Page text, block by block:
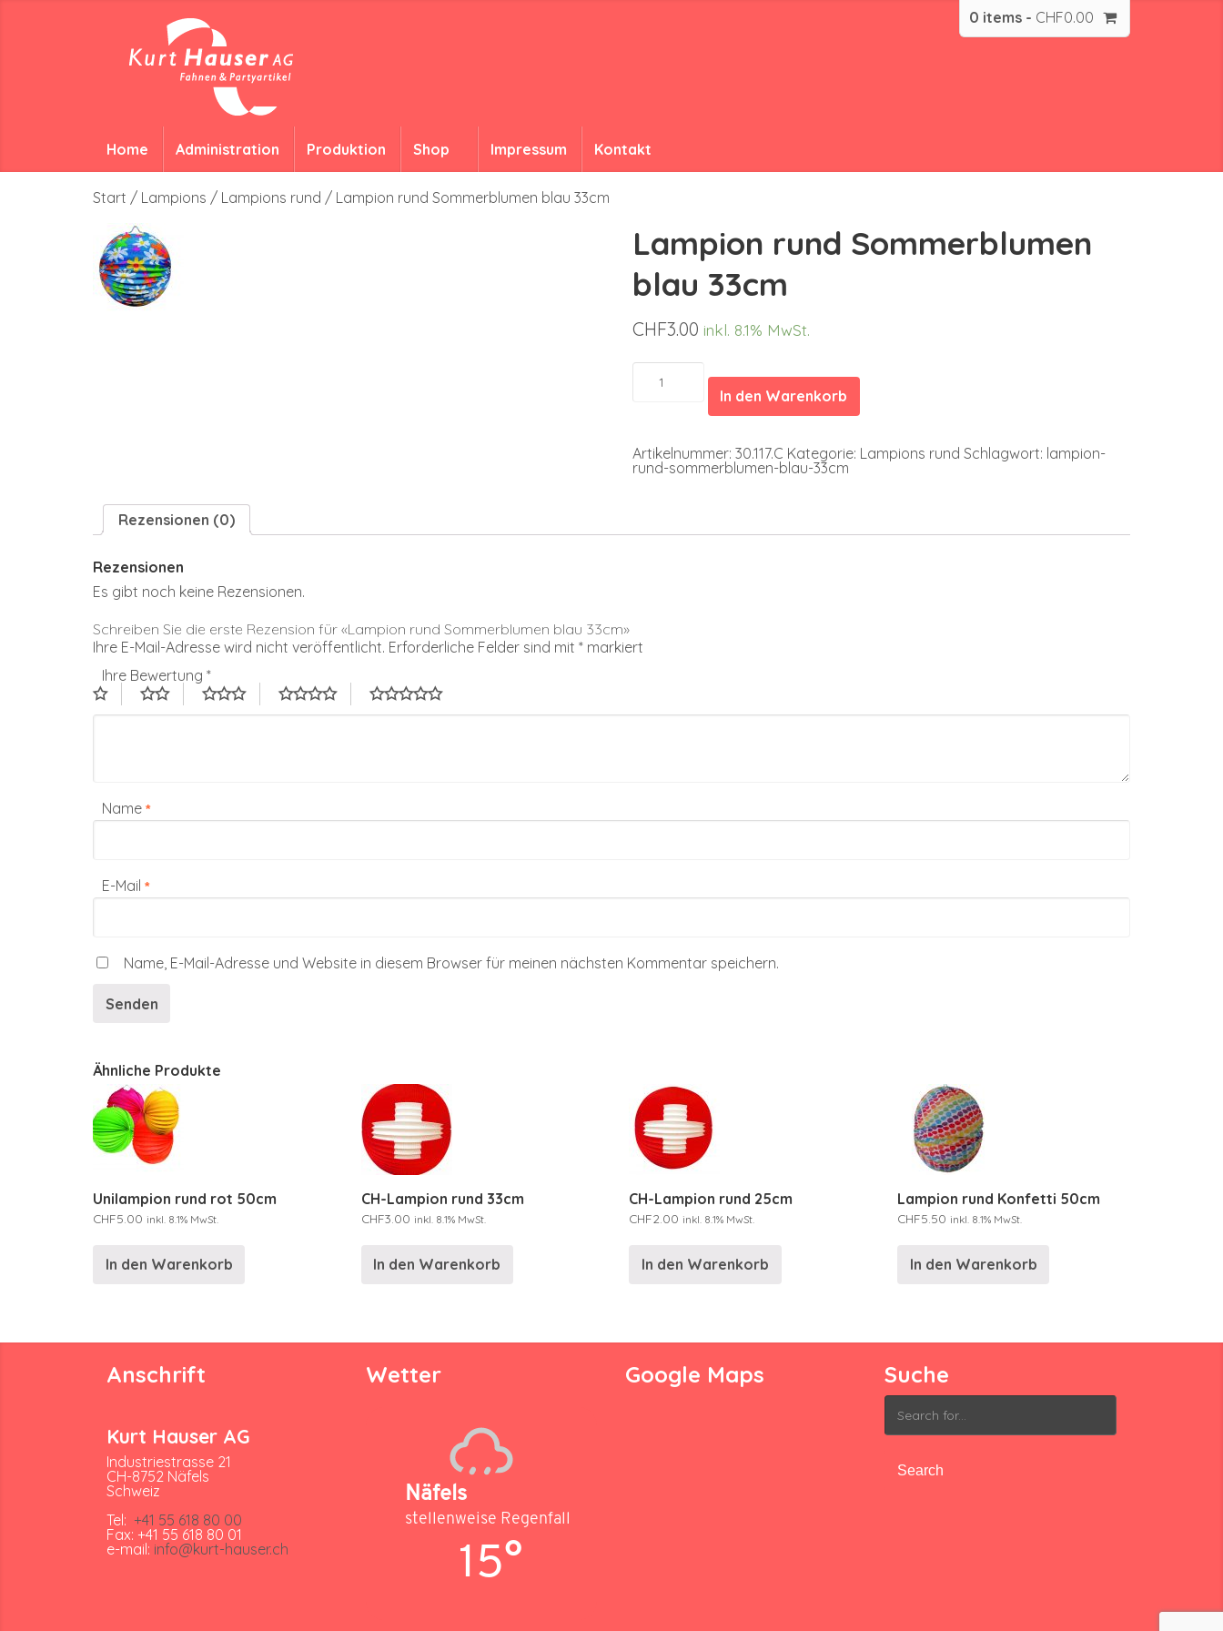
0 items - CHF0.00
Home Administration Produktion Shop Impressum Kontakt
Start / Lampions / Lampions rund / Lampion rund Sommerblumen blau 33cm
Lampion rund Sommerblumen
blau 33cm
CHF3.00 inkl. 8.1% MwSt.
Lampion
rund
SommerblumenIn den Warenkorb
Artikelnummer: 30.117.C Kategorie: Lampions rund Schlagwort: lampion-
rund-sommerblumen-blau-33cm
Rezensionen (0)
Rezensionen
Es gibt noch keine Rezensionen.
Schreiben Sie die erste Rezension für «Lampion rund Sommerblumen blau 33cm»
Ihre E-Mail-Adresse wird nicht veröffentlicht. Erforderliche Felder sind mit * markiert
Ihre Bewertung *
Name *
E-Mail *
Name, E-Mail-Adresse und Website in diesem Browser für meinen nächsten Kommentar speichern.
Ähnliche Produkte
Unilampion rund rot 50cm
CHF5.00 inkl. 8.1% MwSt.
In den Warenkorb
CH-Lampion rund 33cm
CHF3.00 inkl. 8.1% MwSt.
In den Warenkorb
CH-Lampion rund 25cm
CHF2.00 inkl. 8.1% MwSt.
In den Warenkorb
Lampion rund Konfetti 50cm
CHF5.50 inkl. 8.1% MwSt.
In den Warenkorb
Anschrift
Kurt Hauser AG
Industriestrasse 21
CH-8752 Näfels
Schweiz
Tel: +41 55 618 80 00
Fax: +41 55 618 80 01
e-mail: info@kurt-hauser.ch
Wetter
Näfels
stellenweise Regenfall
15°
Google Maps Suche
Search
for: